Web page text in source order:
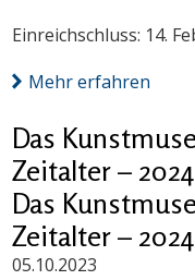
Einreichschluss: 14.
Mehr erfahren
Das
Zeitalter – 2024
Das
Zeitalter – 2024
05.10.2023